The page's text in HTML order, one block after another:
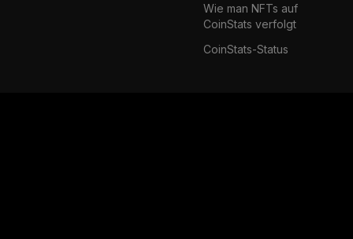
Wie man NFTs auf
CoinStats verfolgt
CoinStats-Status